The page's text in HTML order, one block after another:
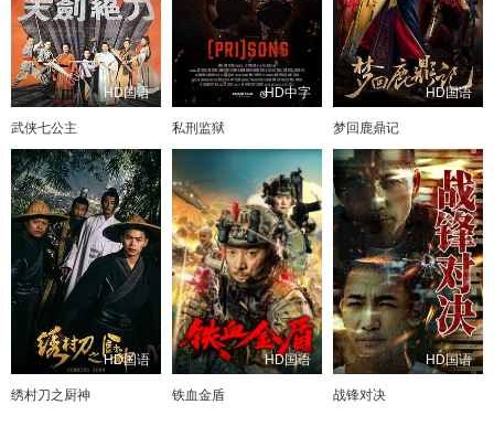
HD国语
武侠七公主
HD中字
私刑监狱
HD国语
梦回鹿鼎记
HD国语
绣村刀之厨神
HD国语
铁血金盾
HD国语
战锋对决